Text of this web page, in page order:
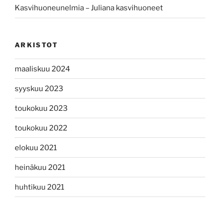
Kasvihuoneunelmia – Juliana kasvihuoneet
ARKISTOT
maaliskuu 2024
syyskuu 2023
toukokuu 2023
toukokuu 2022
elokuu 2021
heinäkuu 2021
huhtikuu 2021